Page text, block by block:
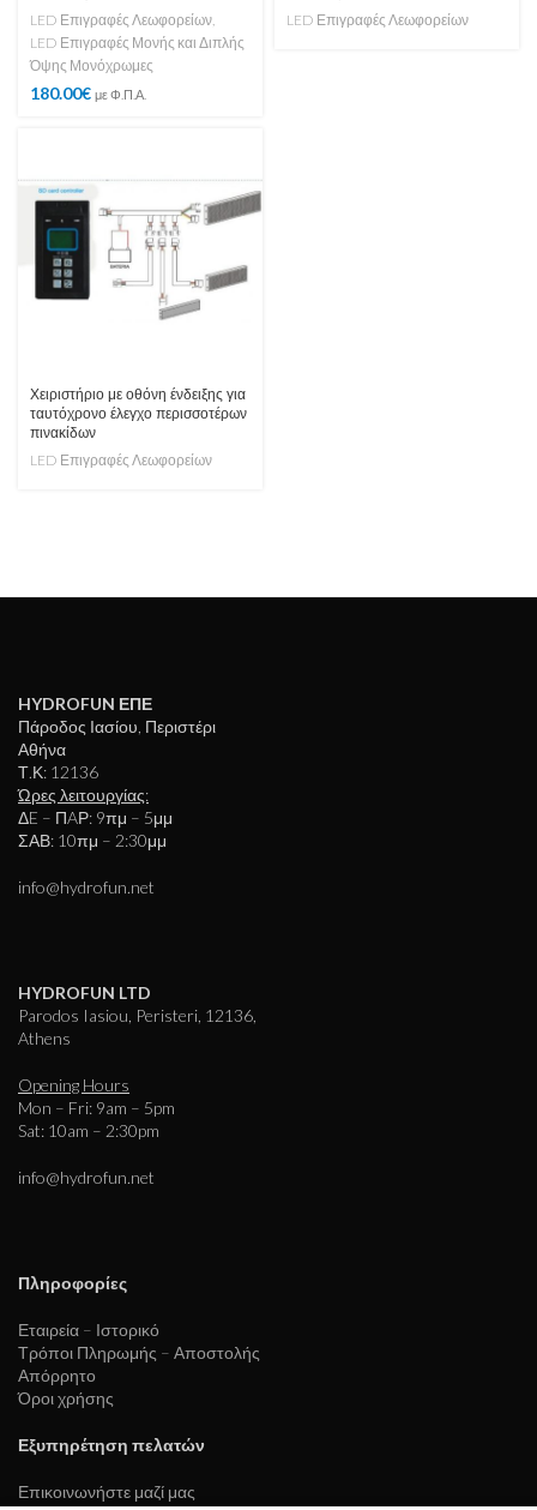
LED Επιγραφές Λεωφορείων,
LED Επιγραφές Μονής και Διπλής
Όψης Μονόχρωμες
180.00€ με Φ.Π.Α.
LED Επιγραφές Λεωφορείων
Χειριστήριο με οθόνη ένδειξης για
ταυτόχρονο έλεγχο περισσοτέρων
πινακίδων
LED Επιγραφές Λεωφορείων
HYDROFUN ΕΠΕ
Πάροδος Ιασίου, Περιστέρι
Αθήνα
Τ.Κ: 12136
Ώρες λειτουργίας:
ΔE – ΠAΡ: 9πμ – 5μμ
ΣΑΒ: 10πμ – 2:30μμ
info@hydrofun.net
HYDROFUN LTD
Parodos Iasiou, Peristeri, 12136,
Athens
Opening Hours
Mon – Fri: 9am – 5pm
Sat: 10am – 2:30pm
info@hydrofun.net
Πληροφορίες
Εταιρεία – Ιστορικό
Τρόποι Πληρωμής – Αποστολής
Απόρρητο
Όροι χρήσης
Εξυπηρέτηση πελατών
Επικοινωνήστε μαζί μας